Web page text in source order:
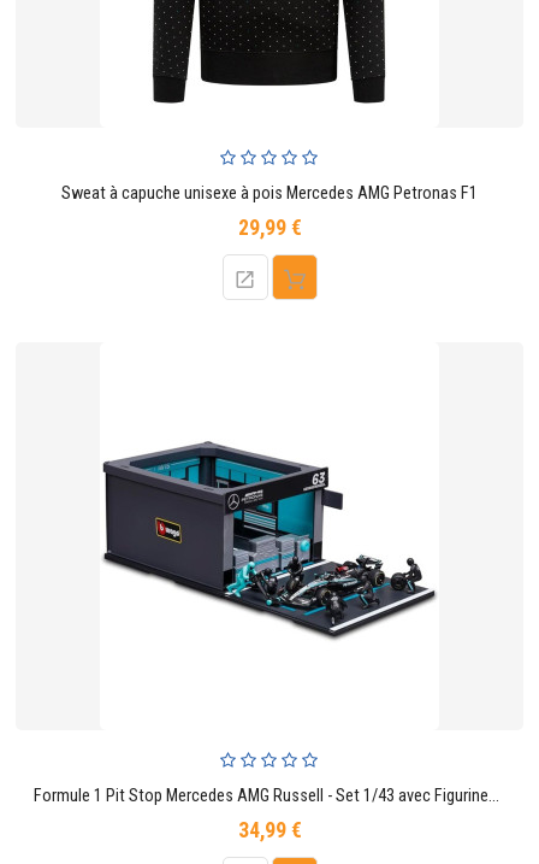
Sweat à capuche unisexe à pois Mercedes AMG Petronas F1
29,99 €Prix
Formule 1 Pit Stop Mercedes AMG Russell - Set 1/43 avec Figurines De Mécaniciens, Stand Et Accessoires
34,99 €Prix